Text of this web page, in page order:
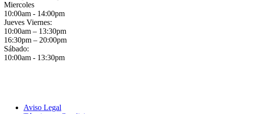
Miercoles
10:00am - 14:00pm
Jueves Viernes:
10:00am – 13:30pm
16:30pm – 20:00pm
Sábado:
10:00am - 13:30pm
Aviso Legal